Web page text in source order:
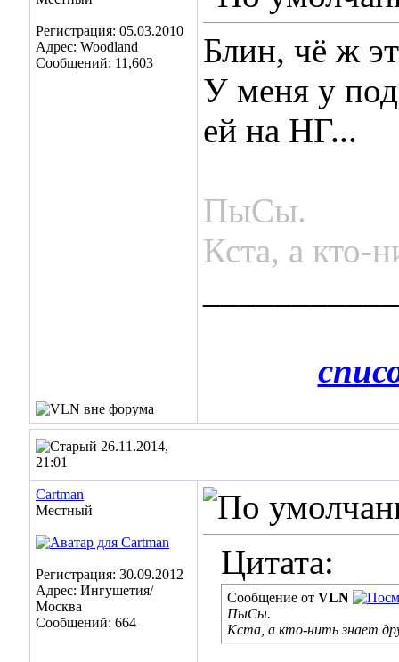
Регистрация: 05.03.2010
Адрес: Woodland
Сообщений: 11,603
Блин, чё ж
У меня у
ей на НГ...
ПыСы.
Кста, а кто-
26.11.2014,
21:01
Cartman
Местный
Регистрация: 30.09.2012
Адрес: Ингушетия/
Москва
Сообщений: 664
Цитата:
Сообщение от VLN
ПыСы.
Кста, а кто-нить знает